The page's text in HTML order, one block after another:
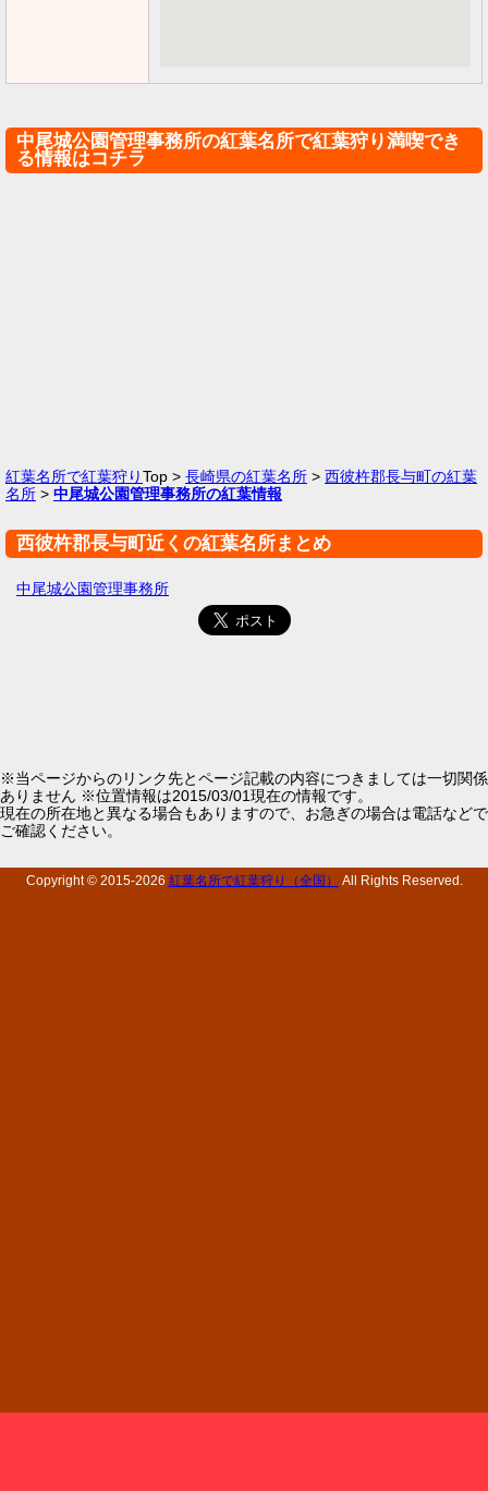
中尾城公園管理事務所の紅葉名所で紅葉狩り満喫でき
る情報はコチラ
紅葉名所で紅葉狩りTop > 長崎県の紅葉名所 > 西彼杵郡長与町の紅葉
名所 > 中尾城公園管理事務所の紅葉情報
西彼杵郡長与町近くの紅葉名所まとめ
中尾城公園管理事務所
※当ページからのリンク先とページ記載の内容につきましては一切関係
ありません ※位置情報は2015/03/01現在の情報です。
現在の所在地と異なる場合もありますので、お急ぎの場合は電話などで
ご確認ください。
Copyright © 2015-2026 紅葉名所で紅葉狩り（全国） All Rights Reserved.